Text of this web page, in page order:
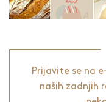
Prijavite se na
naših zadnjih